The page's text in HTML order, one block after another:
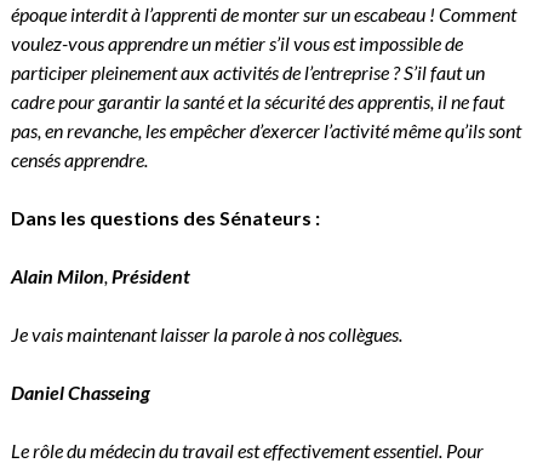
époque interdit à l’apprenti de monter sur un escabeau ! Comment
voulez-vous apprendre un métier s’il vous est impossible de
participer pleinement aux activités de l’entreprise ? S’il faut un
cadre pour garantir la santé et la sécurité des apprentis, il ne faut
pas, en revanche, les empêcher d’exercer l’activité même qu’ils sont
censés apprendre.
Dans les questions des Sénateurs :
Alain Milon Président
Je vais maintenant laisser la parole à nos collègues.
Daniel Chasseing
Le rôle du médecin du travail est effectivement essentiel. Pour